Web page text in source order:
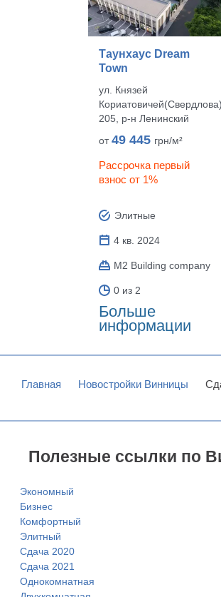
Таунхаус Dream
Town
ул. Князей
Кориатовичей(Свердлова),
205, р‑н Ленинский
от49 445 грн/м²
Рассрочка первый
взнос от 1%
Элитные
4 кв. 2024
M2 Building company
0 из 2
Больше
информации
Главная Новостройки Винницы
Полезные ссылки по
Экономный
Бизнес
Комфортный
Элитный
Сдача 2020
Сдача 2021
Однокомнатная